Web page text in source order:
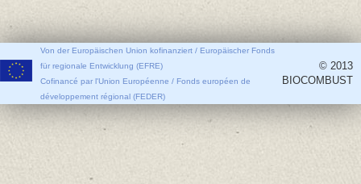
Von der Europäischen Union kofinanziert / Europäischer Fonds
für regionale Entwicklung (EFRE)
Cofinancé par l'Union Européenne / Fonds européen de
développement régional (FEDER)
© 2013
BIOCOMBUST